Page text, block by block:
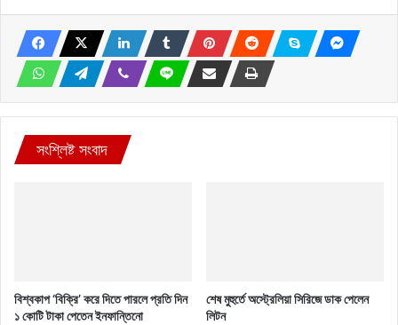
সংশ্লিষ্ট সংবাদ
বিশ্বকাপ ‘বিক্রি’ করে দিতে পারলে প্রতি দিন
১ কোটি টাকা পেতেন ইনফান্তিনো
শেষ মুহুর্তে অস্ট্রেলিয়া সিরিজে ডাক পেলেন
লিটন